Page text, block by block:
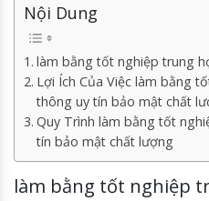
Nội Dung
làm bằng tốt nghiệp trung
Lợi Ích Của Việc làm bằng
thông uy tín bảo mật chất
Quy Trình làm bằng tốt
tín bảo mật chất lượng
làm bằng tốt nghiệp